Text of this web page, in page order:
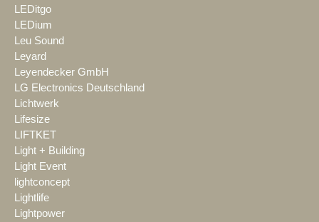
LEDitgo
LEDium
Leu Sound
Leyard
Leyendecker GmbH
LG Electronics Deutschland
Lichtwerk
Lifesize
LIFTKET
Light + Building
Light Event
lightconcept
Lightlife
Lightpower